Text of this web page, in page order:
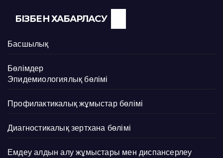
БІЗБЕН ХАБАРЛАСУ
Басшылық
Бөлімдер
Эпидемиологиялық бөлімі
Профилактикалық жұмыстар бөлімі
Диагностикалық зертхана бөлімі
Емдеу алдын алу жұмыстары мен диспансерлеу